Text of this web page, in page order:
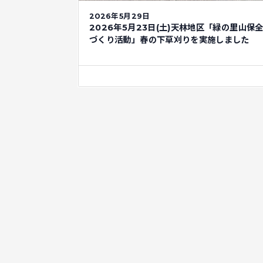
2026年5月29日
2026年5月23日(土)天林地区「緑の里山保
づくり活動」春の下草刈りを実施しました